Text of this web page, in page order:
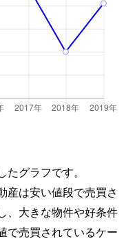
グラフです。
産は安い値段で売買さ
、大きな物件や好条件
で売買されているケー